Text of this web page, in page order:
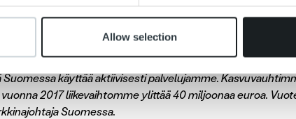
Allow selection
on johtava kotimainen laskun elinkaari- ja
edelläkävijänä – toimintamallimme pohjautuu
käyttää aktiivisesti palvelujamme.
2017 liikevaihtomme ylittää 40 miljoonaa euroa.
Suomessa.